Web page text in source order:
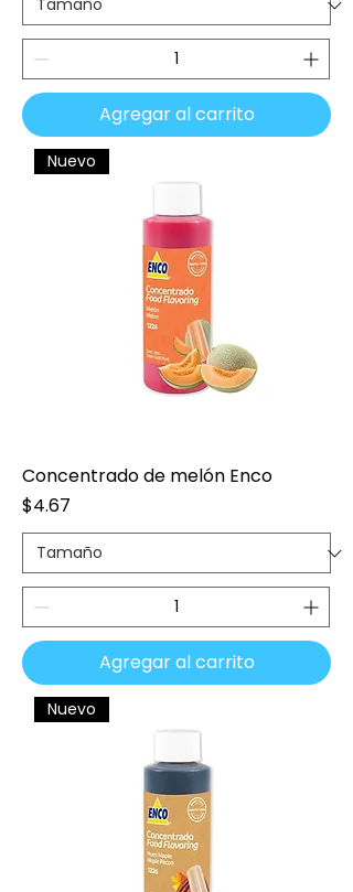
Agregar al carrito
Nuevo
Concentrado de melón Enco
Precio
$4.67
Agregar al carrito
Nuevo